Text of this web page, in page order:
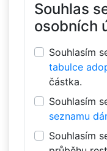
Souhlas
osobních
Souhlasím
tabulce
částka.
Souhlasím
seznamu
Souhlasím